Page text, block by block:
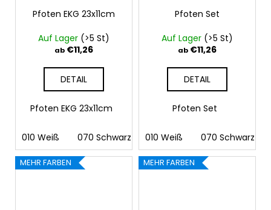
Pfoten EKG 23x11cm
Auf Lager (>5 St)
ab €11,26
DETAIL
Pfoten EKG 23x11cm
010 Weiß 070 Schwarz 090 Silber 091 Gold
Pfoten Set
Auf Lager (>5 St)
ab €11,26
DETAIL
Pfoten Set
010 Weiß 070 Schwarz
MEHR FARBEN MEHR FARBEN